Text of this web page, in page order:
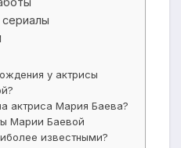
у актрисы
актриса Мария Баева?
Марии Баевой
известными?